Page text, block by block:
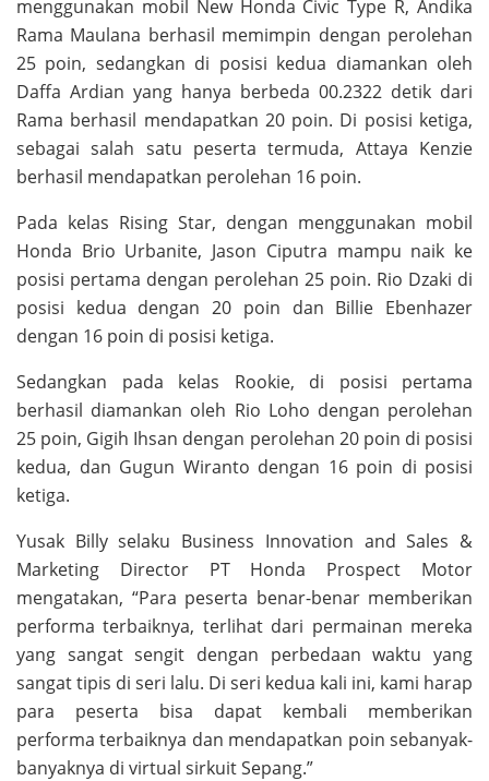
menggunakan mobil New Honda Civic Type R, Andika
Rama Maulana berhasil memimpin dengan perolehan
25 poin, sedangkan di posisi kedua diamankan oleh
Daffa Ardian yang hanya berbeda 00.2322 detik dari
Rama berhasil mendapatkan 20 poin. Di posisi ketiga,
sebagai salah satu peserta termuda, Attaya Kenzie
berhasil mendapatkan perolehan 16 poin.
Pada kelas Rising Star, dengan menggunakan mobil
Honda Brio Urbanite, Jason Ciputra mampu naik ke
posisi pertama dengan perolehan 25 poin. Rio Dzaki di
posisi kedua dengan 20 poin dan Billie Ebenhazer
dengan 16 poin di posisi ketiga.
Sedangkan pada kelas Rookie, di posisi pertama
berhasil diamankan oleh Rio Loho dengan perolehan
25 poin, Gigih Ihsan dengan perolehan 20 poin di posisi
kedua, dan Gugun Wiranto dengan 16 poin di posisi
ketiga.
Yusak Billy selaku Business Innovation and Sales &
Marketing Director PT Honda Prospect Motor
mengatakan, “Para peserta benar-benar memberikan
performa terbaiknya, terlihat dari permainan mereka
yang sangat sengit dengan perbedaan waktu yang
sangat tipis di seri lalu. Di seri kedua kali ini, kami harap
para peserta bisa dapat kembali memberikan
performa terbaiknya dan mendapatkan poin sebanyak-
banyaknya di virtual sirkuit Sepang.”